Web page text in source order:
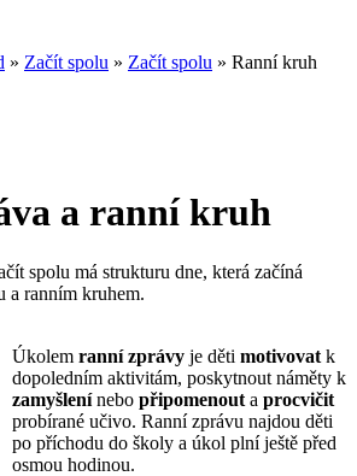
» Začít spolu » Začít spolu » Ranní kruh
a ranní kruh
spolu má strukturu dne, která začíná
a ranním kruhem.
Úkolem ranní zprávy je děti motivovat k
dopoledním aktivitám, poskytnout náměty k
zamyšlenínebo připomenout a procvičit
probírané učivo. Ranní zprávu najdou děti
po příchodu do školy a úkol plní ještě před
osmou hodinou.